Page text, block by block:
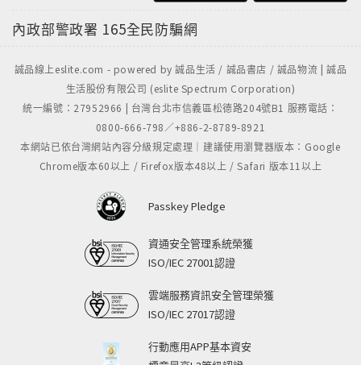
內政部警政署 165全民防騙網
誠品線上eslite.com - powered by 誠品生活 / 誠品書店 / 誠品物流 | 誠品
生活股份有限公司 (eslite Spectrum Corporation)
統一編號：27952966 | 台灣台北市信義區松德路204號B1 服務電話：
0800-666-798／+886-2-8789-8921
本網站已依台灣網站內容分級規定處理｜建議使用瀏覽器版本：Google
Chrome版本60以上 / Firefox版本48以上 / Safari 版本11以上
Passkey Pledge
資通安全管理系統榮獲
ISO/IEC 27001認證
雲端服務資訊安全管理榮獲
ISO/IEC 27017認證
行動應用APP基本資安